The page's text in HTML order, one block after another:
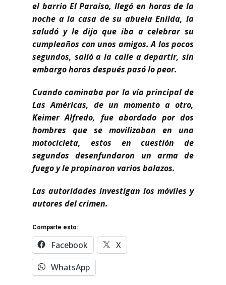
el barrio El Paraíso, llegó en horas de la
noche a la casa de su abuela Enilda, la
saludó y le dijo que iba a celebrar su
cumpleaños con unos amigos. A los pocos
segundos, salió a la calle a departir, sin
embargo horas después pasó lo peor.
Cuando caminaba por la vía principal de
Las Américas, de un momento a otro,
Keimer Alfredo, fue abordado por dos
hombres que se movilizaban en una
motocicleta, estos en cuestión de
segundos desenfundaron un arma de
fuego y le propinaron varios balazos.
Las autoridades investigan los móviles y
autores del crimen.
Comparte esto:
Facebook
X
WhatsApp